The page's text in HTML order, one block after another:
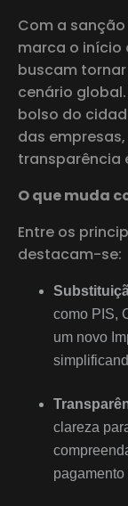
Com a
marca o início
buscam
cenário
bolso do
das
transparência
O que muda
Entre os
destacam-se:
como PIS,
um novo
clareza
pagamento